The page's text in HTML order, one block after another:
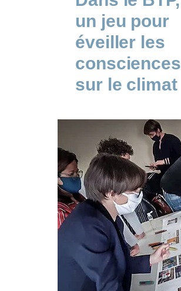
un jeu pour
éveiller les
consciences
sur le climat